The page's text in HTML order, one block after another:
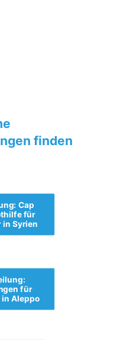
finden
Cap
für
in Syrien
für
Aleppo